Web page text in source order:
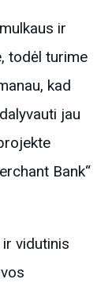
ir
todėl turime
kad
jau
Bank“
ir vidutinis